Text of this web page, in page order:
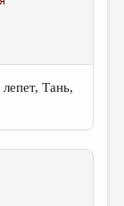
Тань,